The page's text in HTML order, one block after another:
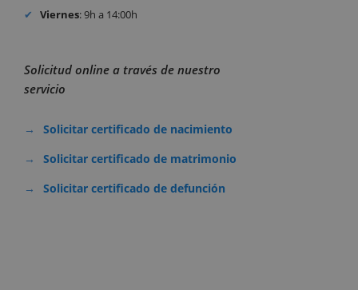
Viernes: 9h a 14:00h
Solicitud online a través de nuestro
servicio
Solicitar certificado de nacimiento
Solicitar certificado de matrimonio
Solicitar certificado de defunción